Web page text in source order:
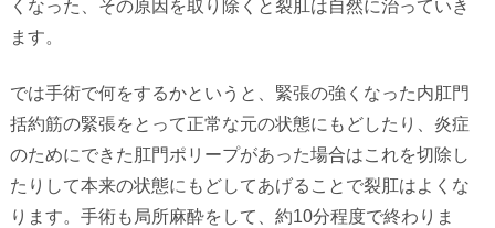
くなった、その原因を取り除くと裂肛は自然に治っていき
ます。
では手術で何をするかというと、緊張の強くなった内肛門
括約筋の緊張をとって正常な元の状態にもどしたり、炎症
のためにできた肛門ポリープがあった場合はこれを切除し
たりして本来の状態にもどしてあげることで裂肛はよくな
ります。手術も局所麻酔をして、約10分程度で終わりま